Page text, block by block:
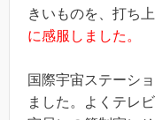
きいものを、打ち
に感服しました。
国際宇宙ステーシ
ました。よくテレ